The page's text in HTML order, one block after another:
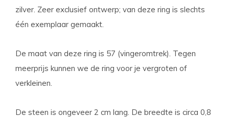
zilver. Zeer exclusief ontwerp; van deze ring is slechts
één exemplaar gemaakt.
De maat van deze ring is 57 (vingeromtrek). Tegen
meerprijs kunnen we de ring voor je vergroten of
verkleinen.
De steen is ongeveer 2 cm lang. De breedte is circa 0,8